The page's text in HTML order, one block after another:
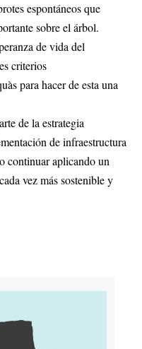
espontáneos que
sobre el árbol.
de vida del
criterios
para hacer de esta una
de la estrategia
de infraestructura
continuar aplicando un
vez más sostenible y